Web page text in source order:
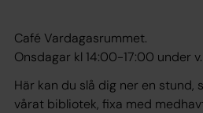
Café Vardagasrummet.
Onsdagar kl 14:00-17:00 under
Här kan du slå dig ner en stund,
vårat bibliotek, fixa med